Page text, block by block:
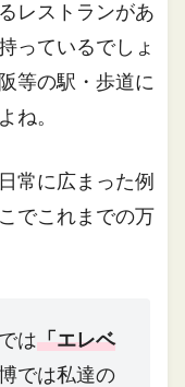
レストランがあ
っているでしょ
等の駅・歩道に
ね。
常に広まった例
でこれまでの万
は「エレベ
では私達の